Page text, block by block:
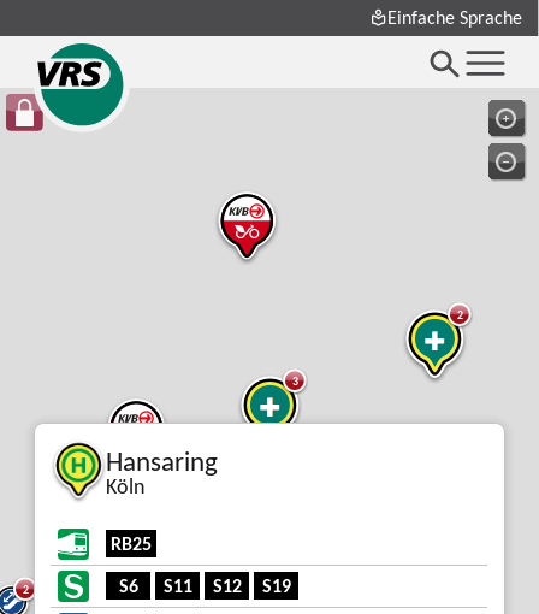
Einfache Sprache
Hansaring
Köln
RB25
S6
S11 S12
S19
3
2
2